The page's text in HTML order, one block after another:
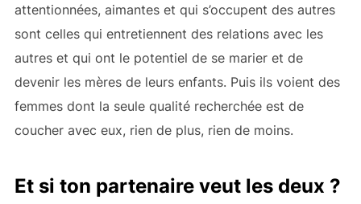
attentionnées, aimantes et qui s’occupent des autres
sont celles qui entretiennent des relations avec les
autres et qui ont le potentiel de se marier et de
devenir les mères de leurs enfants. Puis ils voient des
femmes dont la seule qualité recherchée est de
coucher avec eux, rien de plus, rien de moins.
Et si ton partenaire veut les deux ?